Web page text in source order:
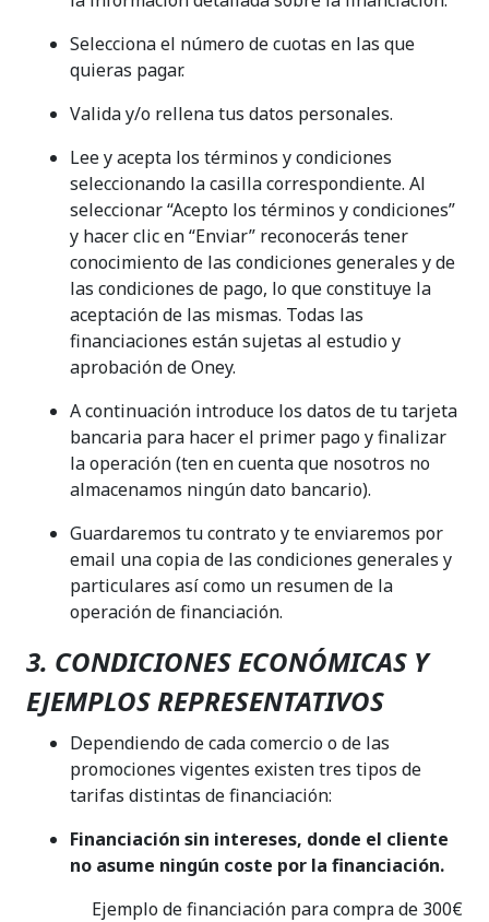
Selecciona el número de cuotas en las que
quieras pagar.
Valida y/o rellena tus datos personales.
Lee y acepta los términos y condiciones
seleccionando la casilla correspondiente. Al
seleccionar “Acepto los términos y condiciones”
y hacer clic en “Enviar” reconocerás tener
conocimiento de las condiciones generales y de
las condiciones de pago, lo que constituye la
aceptación de las mismas. Todas las
financiaciones están sujetas al estudio y
aprobación de Oney.
A continuación introduce los datos de tu tarjeta
bancaria para hacer el primer pago y finalizar
la operación (ten en cuenta que nosotros no
almacenamos ningún dato bancario).
Guardaremos tu contrato y te enviaremos por
email una copia de las condiciones generales y
particulares así como un resumen de la
operación de financiación.
3. CONDICIONES ECONÓMICAS Y
EJEMPLOS REPRESENTATIVOS
Dependiendo de cada comercio o de las
promociones vigentes existen tres tipos de
tarifas distintas de financiación:
Financiación sin intereses, donde el cliente
no asume ningún coste por la financiación.
Ejemplo de financiación para compra de 300€